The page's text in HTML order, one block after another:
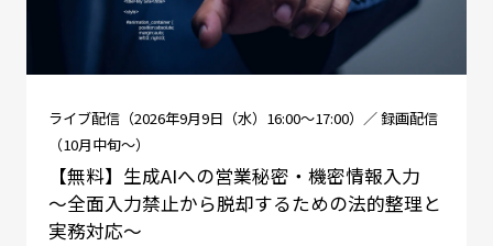
ライブ配信（2026年9月9日（水）16:00～17:00）／ 録画配信
（10月中旬～）
【無料】生成AIへの営業秘密・機密情報入力
～全面入力禁止から脱却するための法的整理と
実務対応～